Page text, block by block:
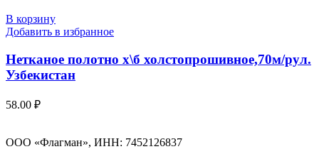
В корзину
Добавить в избранное
Нетканое полотно х\б холстопрошивное,70м/рул.
Узбекистан
58.00 ₽
ООО «Флагман», ИНН: 7452126837